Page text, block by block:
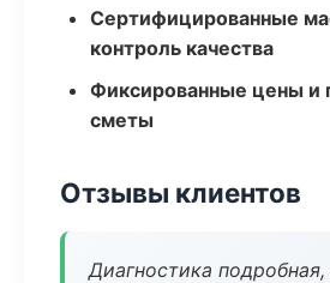
Сертифицированные
контроль качества
Фиксированные цены и
сметы
Отзывы клиентов
Диагностика